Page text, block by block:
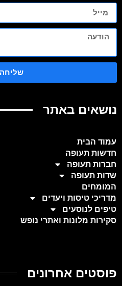
שליחה
נושאים באתר
עמוד הבית
חדשות תעופה
חברות תעופה
שדות תעופה
המומחים
מדריכי טיסות ויעדים
טיפים לנוסעים
סקירות מלונות ואתרי נופש
פוסטים אחרונים